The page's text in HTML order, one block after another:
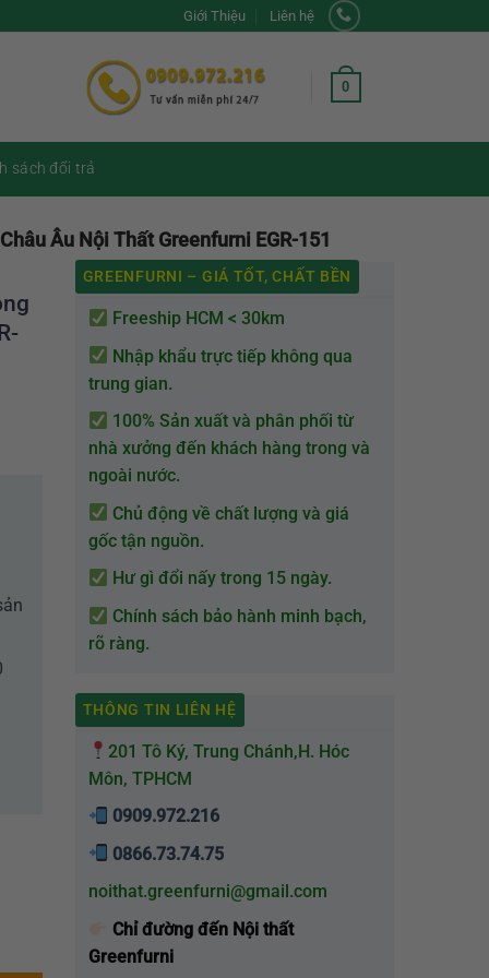
Giới Thiệu Liên hệ
0
sách đổi trả
Âu Nội Thất Greenfurni EGR-151
GREENFURNI – GIÁ TỐT, CHẤT BỀN
Freeship HCM < 30km
Nhập khẩu trực tiếp không qua
trung gian.
100% Sản xuất và phân phối từ
nhà xưởng đến khách hàng trong và
ngoài nước.
Chủ động về chất lượng và giá
gốc tận nguồn.
Hư gì đổi nấy trong 15 ngày.
Chính sách bảo hành minh bạch,
rõ ràng.
THÔNG TIN LIÊN HỆ
201 Tô Ký, Trung Chánh,H. Hóc
Môn, TPHCM
0909.972.216
0866.73.74.75
noithat.greenfurni@gmail.com
Chỉ đường đến Nội thất
Greenfurni
Thất Greenfurni EGR-151 số lượng